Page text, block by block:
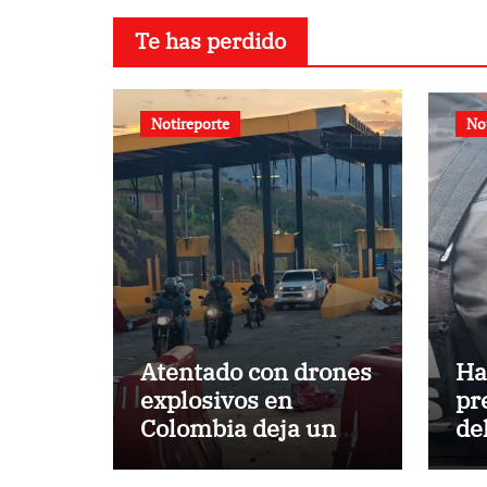
Te has perdido
Notireporte
Atentado con drones
explosivos en
Colombia deja un
policía muerto